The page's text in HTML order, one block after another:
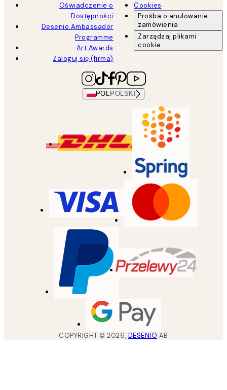
Oświadczenie o
Dostępności
Desenio Ambassador
Programme
Art Awards
Zaloguj się (firma)
Cookies
Prośba o anulowanie
zamówienia
Zarządzaj plikami
cookie
POL POLSKI
COPYRIGHT ©2026, DESENIO AB